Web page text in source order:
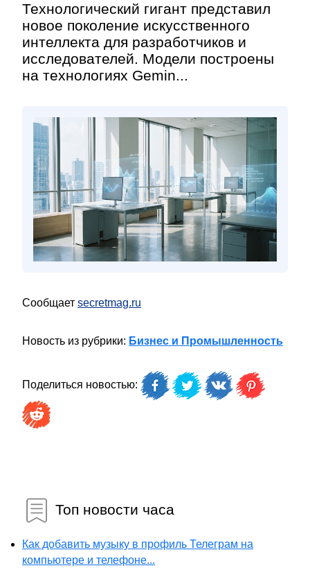
Технологический гигант представил
новое поколение искусственного
интеллекта для разработчиков и
исследователей. Модели построены
на технологиях Gemin...
Сообщает secretmag.ru
Новость из рубрики: Бизнес и Промышленность
Поделиться новостью:
Топ новости часа
Как добавить музыку в профиль Телеграм на
компьютере и телефоне...